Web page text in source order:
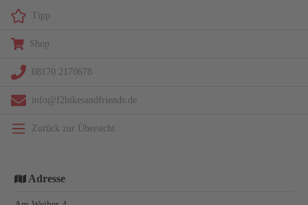
Tipp
Shop
08170 2170678
info@f2bikesandfriends.de
Zurück zur Übersicht
Adresse